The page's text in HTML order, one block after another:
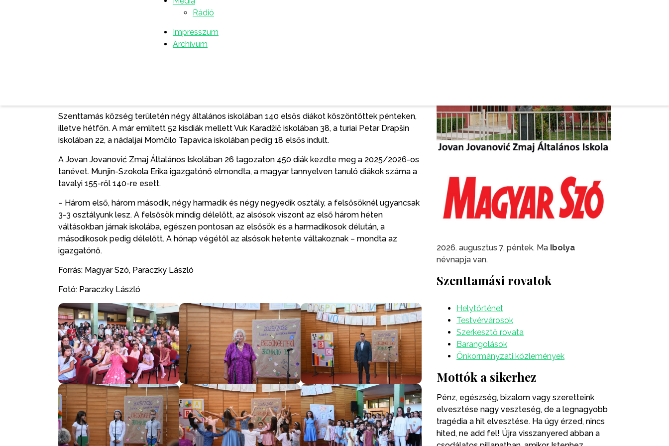
Rádió
Impresszum
Archívum
− Minden intézményt anyagilag támogattunk, a tantermek korszerűek, felszereltek és világosak.
A szenttamási önkormányzat évek óta minden elsős számára biztosítja az induláshoz az
alapfelszerelést tartalmazó csomagot, ami most a tankönyvekkel bővült – mondta a
Szenttamás község területén négy általános iskolában 140 elsős diákot köszöntöttek pénteken,
illetve hétfőn. A már említett 52 kisdiák mellett Vuk Karadžič iskolában 38, a turiai Petar Drapšin
iskolában 22, a nádaljai Momčilo Tapavica iskolában pedig 18 elsős indult.
A Jovan Jovanović Zmaj Általános Iskolában 26 tagozaton 450 diák kezdte meg a 2025/2026-os
tanévet. Munjin-Szokola Erika igazgatónő elmondta, a magyar tannyelven tanuló diákok száma a
tavalyi 155-ről 140-re esett.
− Három első, három második, négy harmadik és négy negyedik osztály, a felsősöknél ugyancsak
3-3 osztályunk lesz. A felsősök mindig délelőtt, az alsósok viszont az első három héten
váltásokban járnak iskolába, egészen pontosan az elsősök és a harmadikosok délután, a
másodikosok pedig délelőtt. A hónap végétől az alsósok hetente váltakoznak – mondta az
igazgatónő.
Forrás: Magyar Szó, Paraczky László
Fotó: Paraczky László
2026. augusztus 7. péntek. Ma Ibolya
névnapja van.
Szenttamási rovatok
Helytörténet
Testvérvárosok
Szerkesztő rovata
Barangolások
Önkormányzati közlemények
Mottók a sikerhez
Pénz, egészség, bizalom vagy szeretteink
elvesztése nagy veszteség, de a legnagyobb
tragédia a hit elvesztése. Ha úgy érzed, nincs
hited, ne add fel! Újra visszanyered abban a